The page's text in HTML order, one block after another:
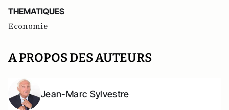
THEMATIQUES
Economie
A PROPOS DES AUTEURS
Jean-Marc Sylvestre